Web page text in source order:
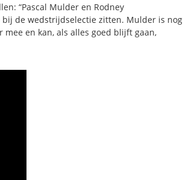
“Pascal Mulder en Rodney
de wedstrijdselectie zitten. Mulder is nog
en kan, als alles goed blijft gaan,